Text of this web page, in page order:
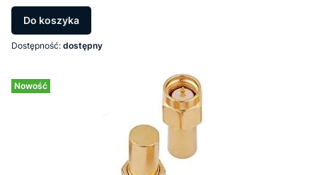
Do koszyka
Dostępność: dostępny
Nowość